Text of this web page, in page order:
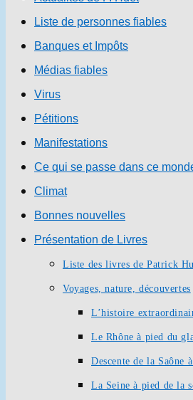
Liste de personnes fiables
Banques et Impôts
Médias fiables
Virus
Pétitions
Manifestations
Ce qui se passe dans ce
Climat
Bonnes nouvelles
Présentation de Livres
Liste des livres de Patrick
Voyages, nature, découvertes
L’histoire
Le Rhône à pied du
Descente de la Saône
La Seine à pied de la